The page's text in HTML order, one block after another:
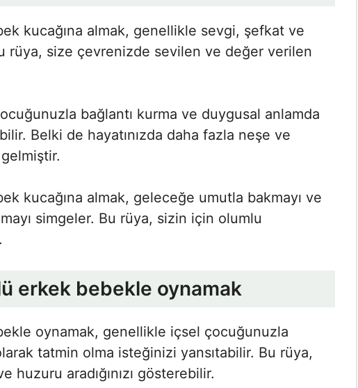
kucağına almak, genellikle sevgi, şefkat ve
rüya, size çevrenizde sevilen ve değer verilen
bağlantı kurma ve duygusal anlamda
Belki de hayatınızda daha fazla neşe ve
kucağına almak, geleceğe umutla bakmayı ve
simgeler. Bu rüya, sizin için olumlu
erkek bebekle oynamak
oynamak, genellikle içsel çocuğunuzla
tatmin olma isteğinizi yansıtabilir. Bu rüya,
huzuru aradığınızı gösterebilir.